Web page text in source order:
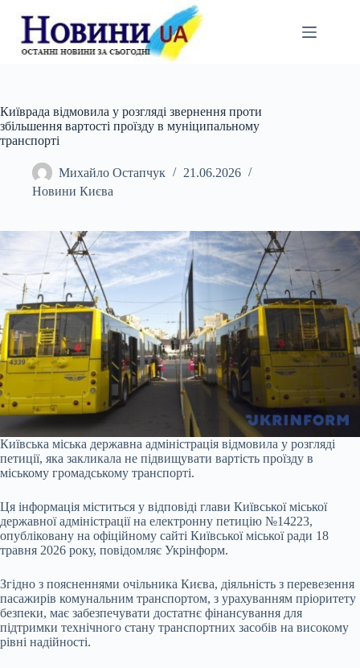
вмісту
Київрада відмовила у розгляді звернення проти
збільшення вартості проїзду в муніципальному
транспорті
Михайло Остапчук
21.06.2026
Новини Києва
Київська міська державна адміністрація відмовила у розгляді
петиції, яка закликала не підвищувати вартість проїзду в
міському громадському транспорті.
Ця інформація міститься у відповіді глави Київської міської
державної адміністрації на електронну петицію №14223,
опубліковану на офіційному сайті Київської міської ради 18
травня 2026 року, повідомляє Укрінформ.
Згідно з поясненнями очільника Києва, діяльність з перевезення
пасажирів комунальним транспортом, з урахуванням пріоритету
безпеки, має забезпечувати достатнє фінансування для
підтримки технічного стану транспортних засобів на високому
рівні надійності.